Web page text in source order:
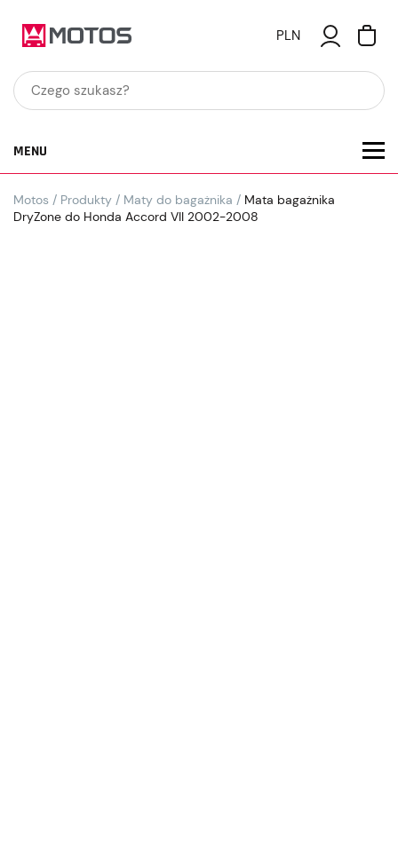
PLN
MENU
Motos / Produkty / Maty do bagażnika / Mata bagażnika
DryZone do Honda Accord VII 2002-2008